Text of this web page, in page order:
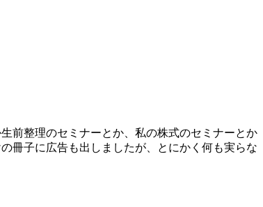
前整理のセミナーとか、私の株式のセミナーとか
冊子に広告も出しましたが、とにかく何も実らな